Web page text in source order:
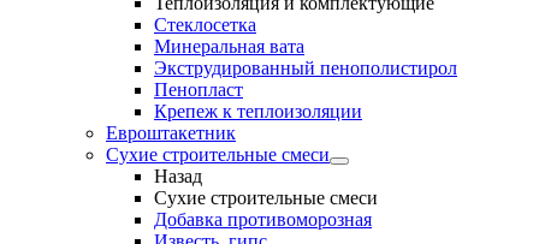
Стеклосетка
Минеральная вата
Экструдированный пенополистирол
Пенопласт
Крепеж к теплоизоляции
Евроштакетник
Сухие строительные смеси
Назад
Сухие строительные смеси
Добавка противоморозная